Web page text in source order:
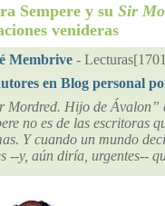
Sempere y su Sir
venideras
Membrive -
en Blog personal
Mordred. Hijo de
no es de las escritoras
Y cuando un mundo
--y, aún diría, urgentes--